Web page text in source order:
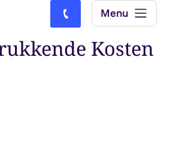
Bel ons: (0)77-4740000
Menu
Kosten